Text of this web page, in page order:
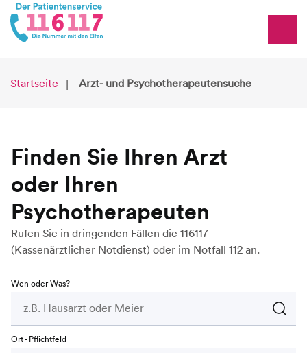
Startseite Arzt- und Psychotherapeutensuche
Finden Sie Ihren Arzt
oder Ihren
Psychotherapeuten
Rufen Sie in dringenden Fällen die 116117
(Kassenärztlicher Notdienst) oder im Notfall 112 an.
Wen oder Was?
Ort - Pflichtfeld